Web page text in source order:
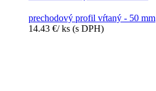
prechodový profil vŕtaný - 50 mm
14.43 €/ ks (s DPH)